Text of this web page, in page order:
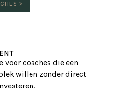
>
voor coaches die een
willen zonder direct